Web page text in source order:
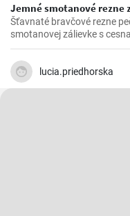
Jemné smotanové rezne
Šťavnaté bravčové rezne
smotanovej zálievke s
a doslova sa rozpadá.
lucia.priedhorska